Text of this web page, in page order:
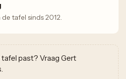
tafel sinds 2012.
past? Vraag Gert